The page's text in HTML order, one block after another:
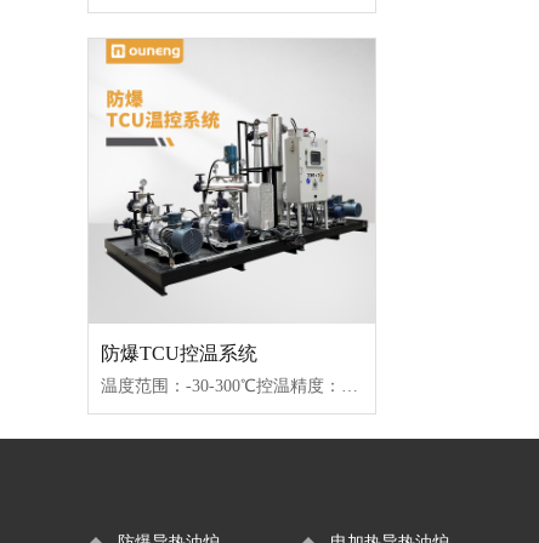
防爆TCU控温系统
温度范围：-30-300℃控温精度：±1℃传热媒介：水/导热油/乙二醇控制类型：接触器/固态继电器